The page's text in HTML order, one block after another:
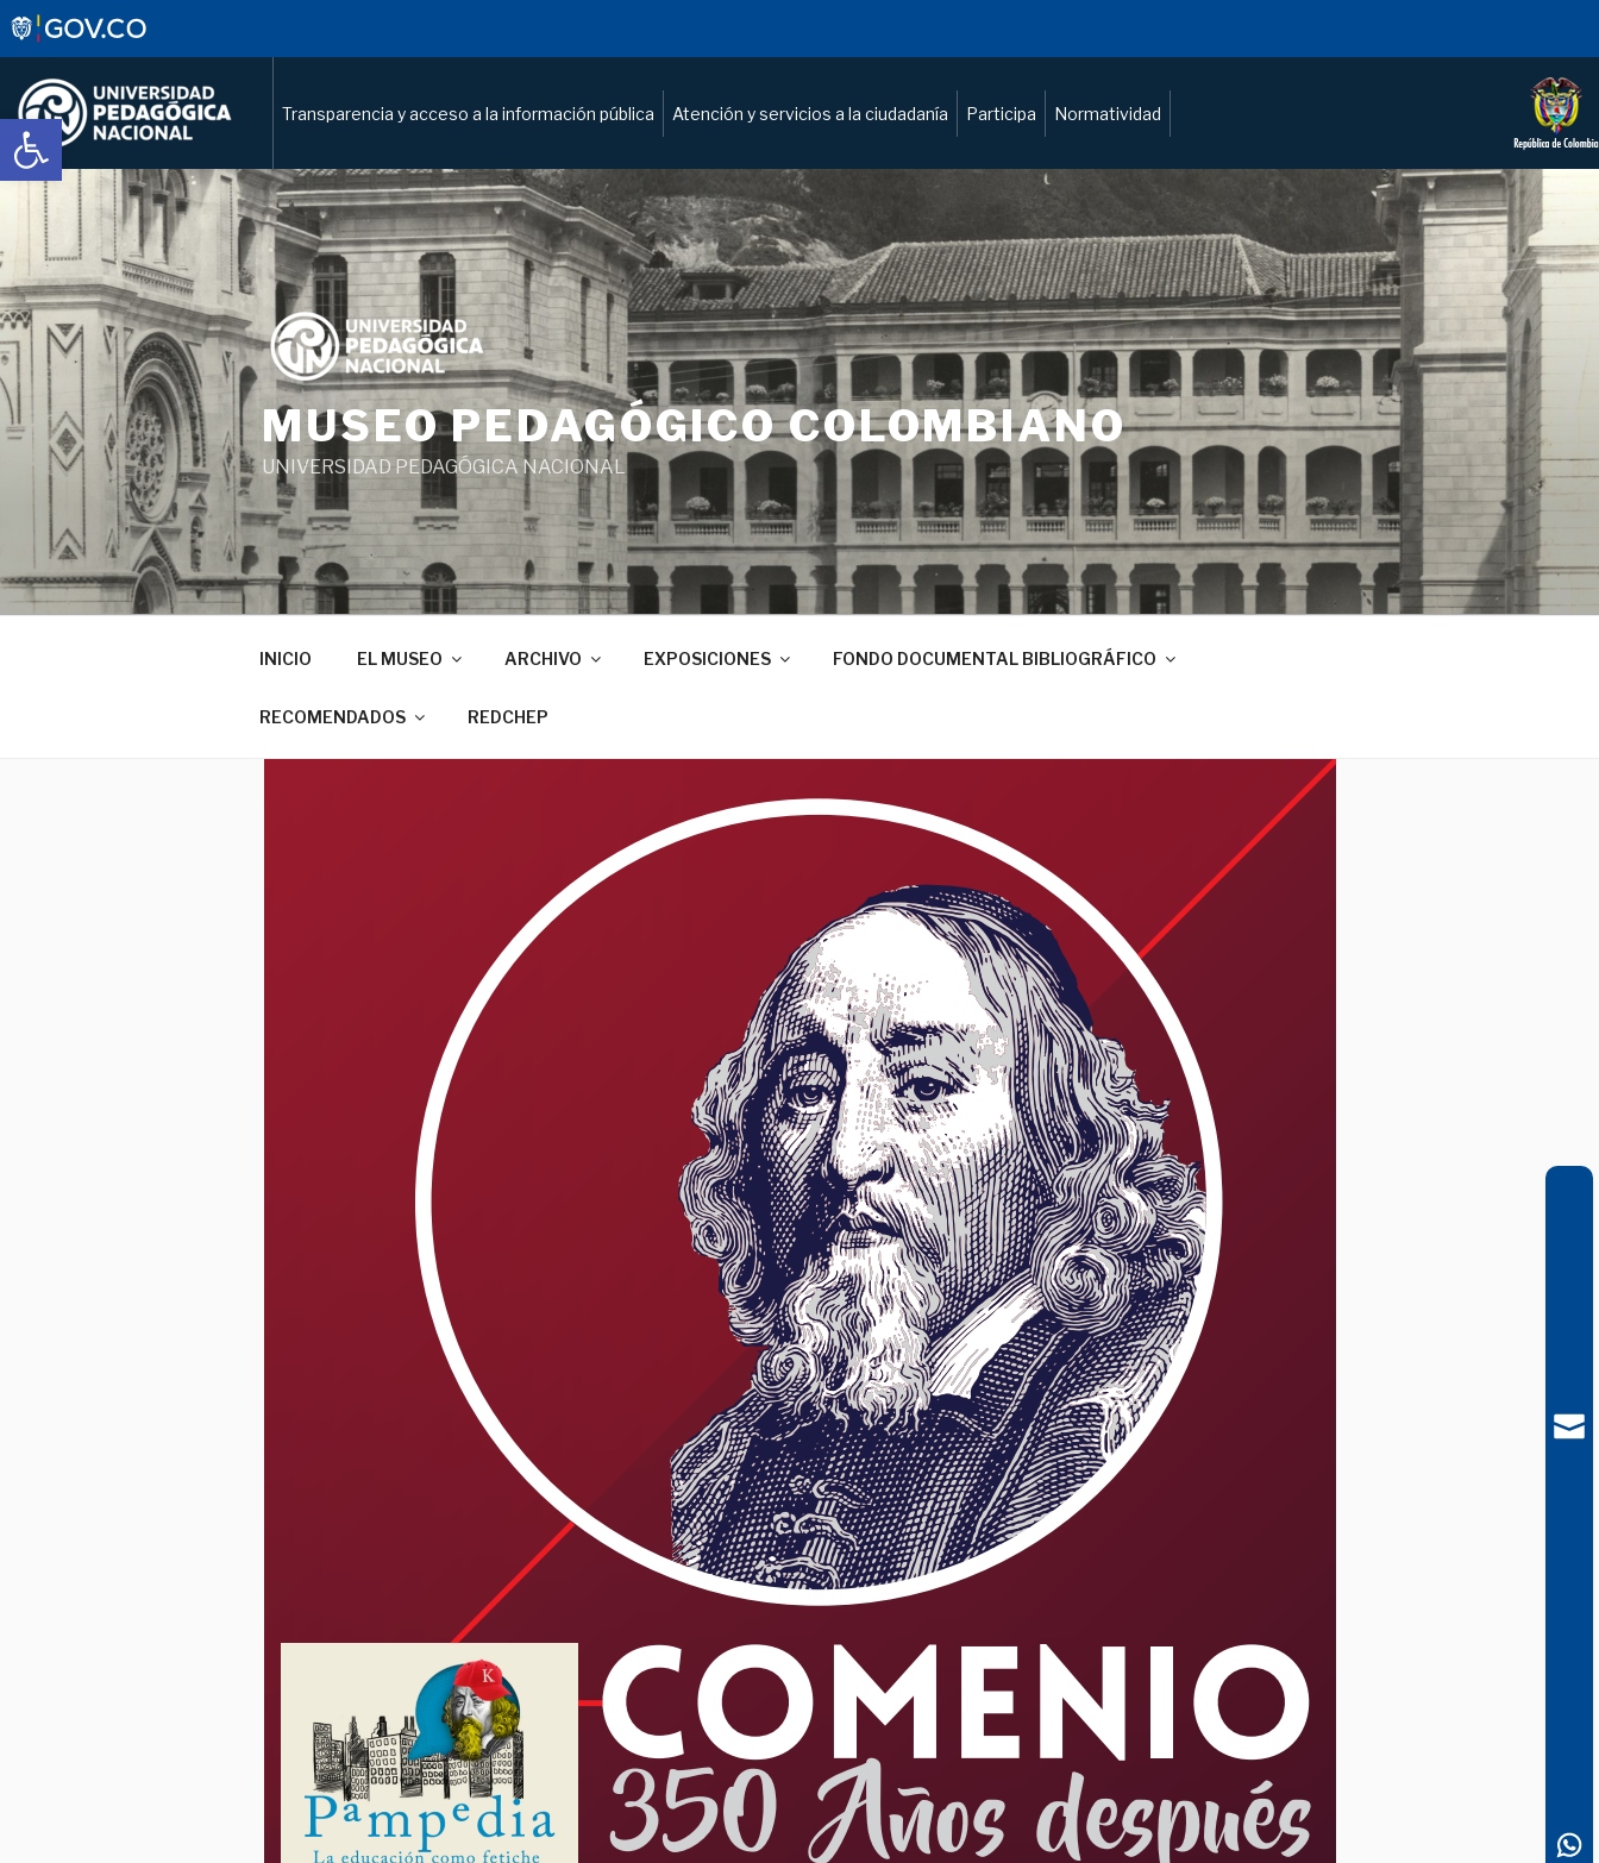
Abrir barra de herramientas Transparencia y acceso a la información pública Atención y servicios a la ciudadanía Participa Normatividad
Saltar
contenido
MUSEO PEDAGÓGICO COLOMBIANO
UNIVERSIDAD PEDAGÓGICA NACIONAL
INICIO EL MUSEO ARCHIVO EXPOSICIONES FONDO DOCUMENTAL BIBLIOGRÁFICO
RECOMENDADOS REDCHEP